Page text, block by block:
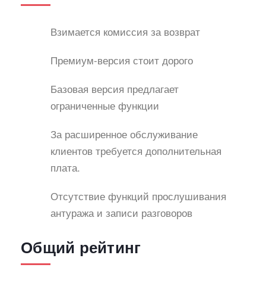
Взимается комиссия за возврат
Премиум-версия стоит дорого
Базовая версия предлагает
ограниченные функции
За расширенное обслуживание
клиентов требуется дополнительная
плата.
Отсутствие функций прослушивания
антуража и записи разговоров
Общий рейтинг